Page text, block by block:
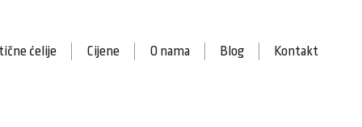
ćelije Cijene O nama Blog Kontakt